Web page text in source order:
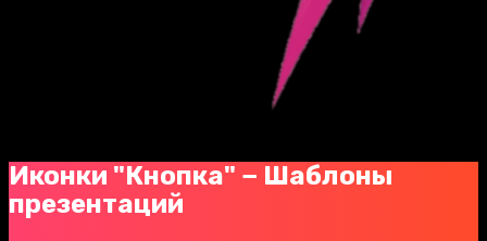
Иконки "Кнопка" − Шаблоны
презентаций